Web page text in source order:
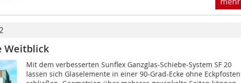
Weitblick
Mit dem verbesserten Sunflex Ganzglas-Schiebe-System SF 20
lassen sich Glaselemente in einer 90-Grad-Ecke ohne Eckpfosten